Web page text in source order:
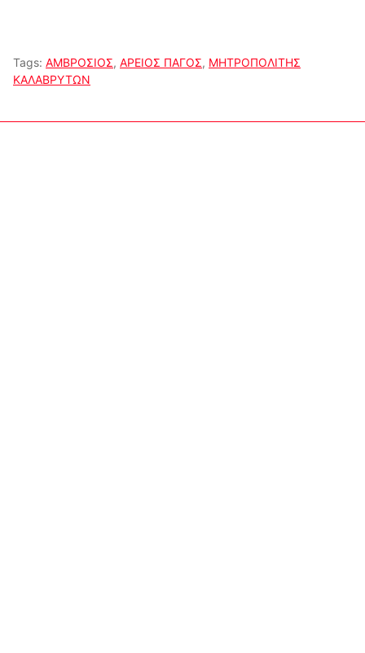
Tags: ΑΜΒΡΟΣΙΟΣ, ΑΡΕΙΟΣ ΠΑΓΟΣ, ΜΗΤΡΟΠΟΛΙΤΗΣ
ΚΑΛΑΒΡΥΤΩΝ